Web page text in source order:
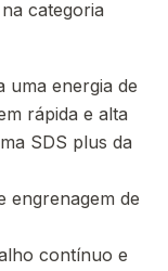
categoria
energia de
rápida e alta
SDS plus da
engrenagem de
contínuo e